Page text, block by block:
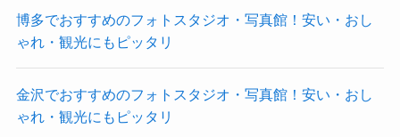
博多でおすすめのフォトスタジオ・写真館！安い・おし
ゃれ・観光にもピッタリ
金沢でおすすめのフォトスタジオ・写真館！安い・おし
ゃれ・観光にもピッタリ